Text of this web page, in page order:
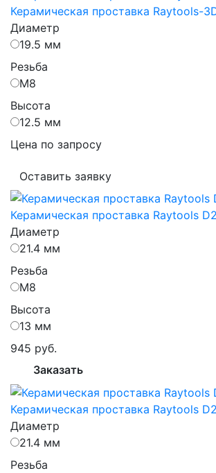
Керамическая проставка Raytools-
Диаметр
19.5 мм
Резьба
М8
Высота
12.5 мм
Цена по запросу
Оставить заявку
Керамическая проставка Raytools
Диаметр
21.4 мм
Резьба
М8
Высота
13 мм
945 руб.
Заказать
Керамическая проставка Raytools
Диаметр
21.4 мм
Резьба